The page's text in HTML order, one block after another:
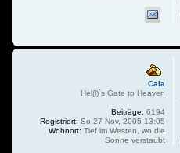
Cala
Hel(l)`s Gate to Heaven
Beiträge: 6194
Registriert: So 27 Nov, 2005 13:05
Wohnort: Tief im Westen, wo die
Sonne verstaubt